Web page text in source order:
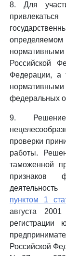
8. Для
Российской
Федерации, а
федеральных
9.
проверки
работы.
таможенной
признаков
пунктом 1
августа
регистрации
Российской